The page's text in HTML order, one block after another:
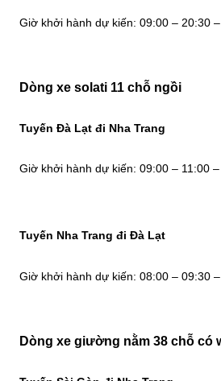
Giờ khởi hành dự kiến: 09:00 – 20:30
Dòng xe solati 11 chỗ ngồi
Tuyến Đà Lạt đi Nha Trang
Giờ khởi hành dự kiến: 09:00 – 11:00
Tuyến Nha Trang đi Đà Lạt
Giờ khởi hành dự kiến: 08:00 – 09:30
Dòng xe giường nằm 38 chỗ có